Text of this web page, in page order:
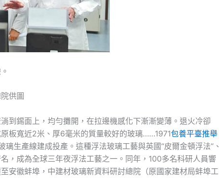
供圖
到錫面上，均勻攤開，在拉邊機感化下漸漸變薄。退火冷卻
板寬近2米、厚6毫米的質量較好的玻璃……1971包養平臺推舉
璃生產線建成投產。這種浮法玻璃工藝與英國“皮爾金頓浮法”、
，成為全球三年夜浮法工藝之一。同年，100多名科研人員響
安徽蚌埠，中建材玻璃新資料研討總院（原國家建材局蚌埠工